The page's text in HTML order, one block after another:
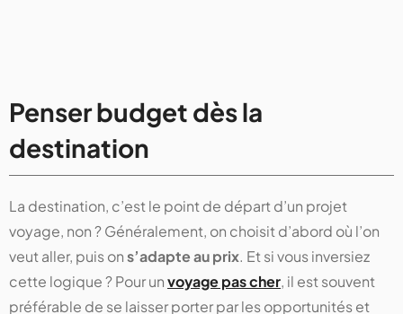
Penser budget dès la
destination
La destination, c’est le point de départ d’un projet
voyage, non ? Généralement, on choisit d’abord où l’on
veut aller, puis ons’adapte au prix. Et si vous inversiez
cette logique ? Pour unvoyage pas cher, il est souvent
préférable de se laisser porter par les opportunités et